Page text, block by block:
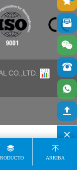
CO.,LTD.
ARRIBA